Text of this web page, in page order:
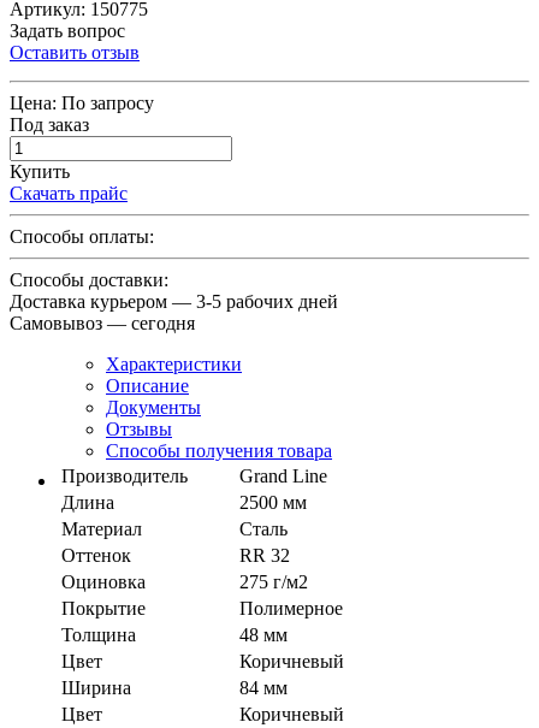
Артикул: 150775
Задать вопрос
Оставить отзыв
Цена: По запросу
Под заказ
Купить
Скачать прайс
Способы оплаты:
Способы доставки:
Доставка курьером — 3-5 рабочих дней
Самовывоз — сегодня
Характеристики
Описание
Документы
Отзывы
Способы получения товара
Производитель
Grand Line
Длина
2500 мм
Материал
Сталь
Оттенок
RR 32
Оциновка
275 г/м2
Покрытие
Полимерное
Толщина
48 мм
Цвет
Коричневый
Ширина
84 мм
Цвет
Коричневый